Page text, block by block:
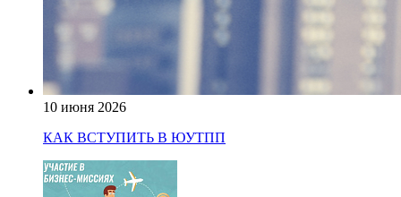
10 июня 2026
КАК ВСТУПИТЬ В ЮУТПП